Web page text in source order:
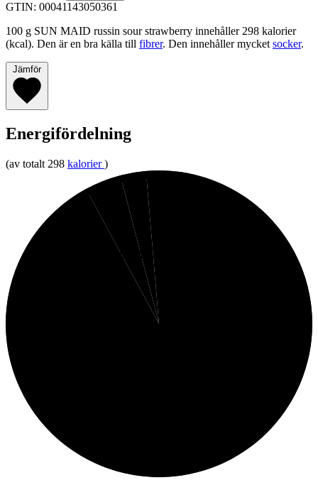
GTIN: 00041143050361
100 g SUN MAID russin sour strawberry innehåller 298 kalorier
(kcal). Den är en bra källa till fibrer. Den innehåller mycketsocker.
Jämför
Energifördelning
(av totalt 298 kalorier )
Protein
3%
Fibrer
1%
Fett